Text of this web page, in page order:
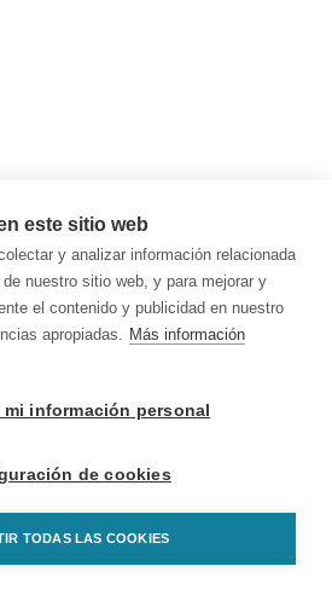
este sitio web
y analizar información relacionada
nuestro sitio web, y para mejorar y
el contenido y publicidad en nuestro
apropiadas. Más información
mi información personal
de cookies
TODAS LAS COOKIES